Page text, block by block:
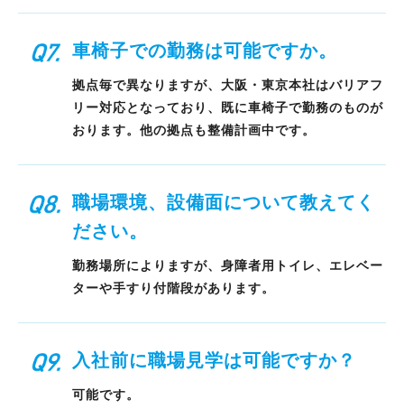
車椅子での勤務は可能ですか。
拠点毎で異なりますが、大阪・東京本社はバリアフ
リー対応となっており、既に車椅子で勤務のものが
おります。他の拠点も整備計画中です。
職場環境、設備面について教えてく
ださい。
勤務場所によりますが、身障者用トイレ、エレベー
ターや手すり付階段があります。
入社前に職場見学は可能ですか？
可能です。